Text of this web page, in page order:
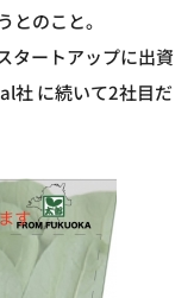
とのこと。
タートアップに出資
社 に続いて2社目だ